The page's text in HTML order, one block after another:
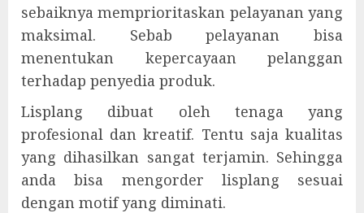
sebaiknya memprioritaskan pelayanan yang
maksimal. Sebab pelayanan bisa
menentukan kepercayaan pelanggan
terhadap penyedia produk.
Lisplang dibuat oleh tenaga yang
profesional dan kreatif. Tentu saja kualitas
yang dihasilkan sangat terjamin. Sehingga
anda bisa mengorder lisplang sesuai
dengan motif yang diminati.